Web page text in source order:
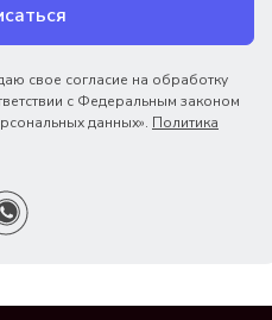
свое согласие на обработку
с Федеральным законом
данных». Политика